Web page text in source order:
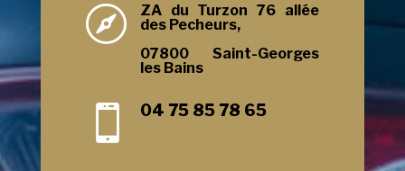

ZA du Turzon 76 allée
des Pecheurs,
07800 Saint-Georges
les Bains
 04 75 85 78 65